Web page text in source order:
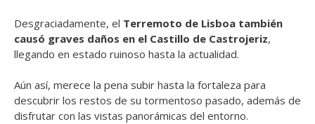
Desgraciadamente, el Terremoto de Lisboa también
causó graves daños en el Castillo de Castrojeriz,
llegando en estado ruinoso hasta la actualidad.
Aún así, merece la pena subir hasta la fortaleza para
descubrir los restos de su tormentoso pasado, además de
disfrutar con las vistas panorámicas del entorno.